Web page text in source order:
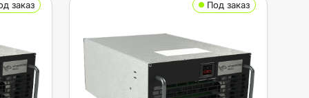
заказ Под заказ